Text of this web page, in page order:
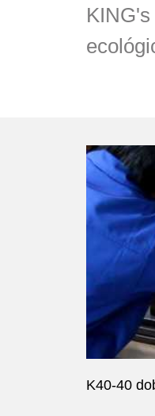
K40-40